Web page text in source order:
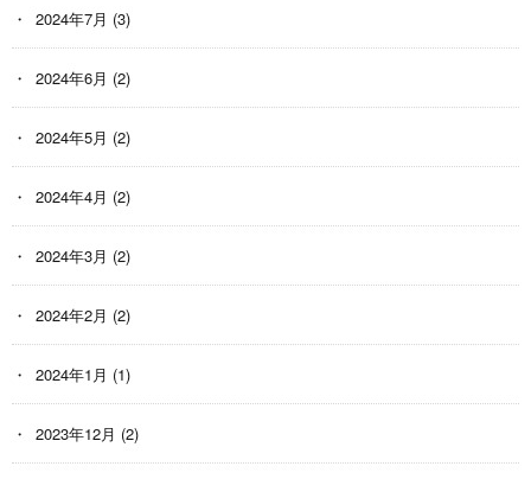
2024年7月 (3)
2024年6月 (2)
2024年5月 (2)
2024年4月 (2)
2024年3月 (2)
2024年2月 (2)
2024年1月 (1)
2023年12月 (2)